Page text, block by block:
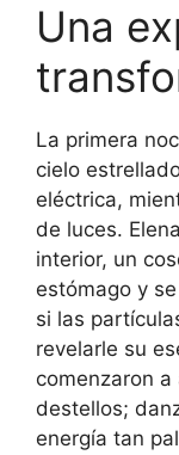
Una
La primera
cielo
eléctrica,
de luces.
interior, un
estómago y
si las
revelarle su
comenzaron
destellos;
energía tan